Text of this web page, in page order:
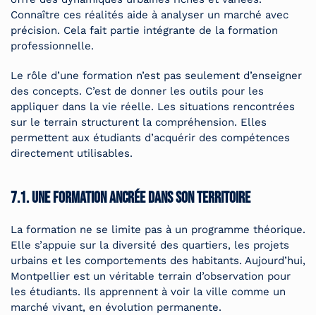
Connaître ces réalités aide à analyser un marché avec
précision. Cela fait partie intégrante de la formation
professionnelle.
Le rôle d’une formation n’est pas seulement d’enseigner
des concepts. C’est de donner les outils pour les
appliquer dans la vie réelle. Les situations rencontrées
sur le terrain structurent la compréhension. Elles
permettent aux étudiants d’acquérir des compétences
directement utilisables.
7.1. Une formation ancrée dans son territoire
La formation ne se limite pas à un programme théorique.
Elle s’appuie sur la diversité des quartiers, les projets
urbains et les comportements des habitants. Aujourd’hui,
Montpellier est un véritable terrain d’observation pour
les étudiants. Ils apprennent à voir la ville comme un
marché vivant, en évolution permanente.